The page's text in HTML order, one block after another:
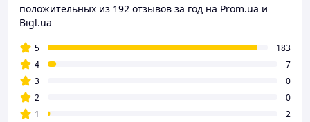
положительных из 192 отзывов за год на Prom.ua и
Bigl.ua
5
183
4
7
3
0
2
0
1
2